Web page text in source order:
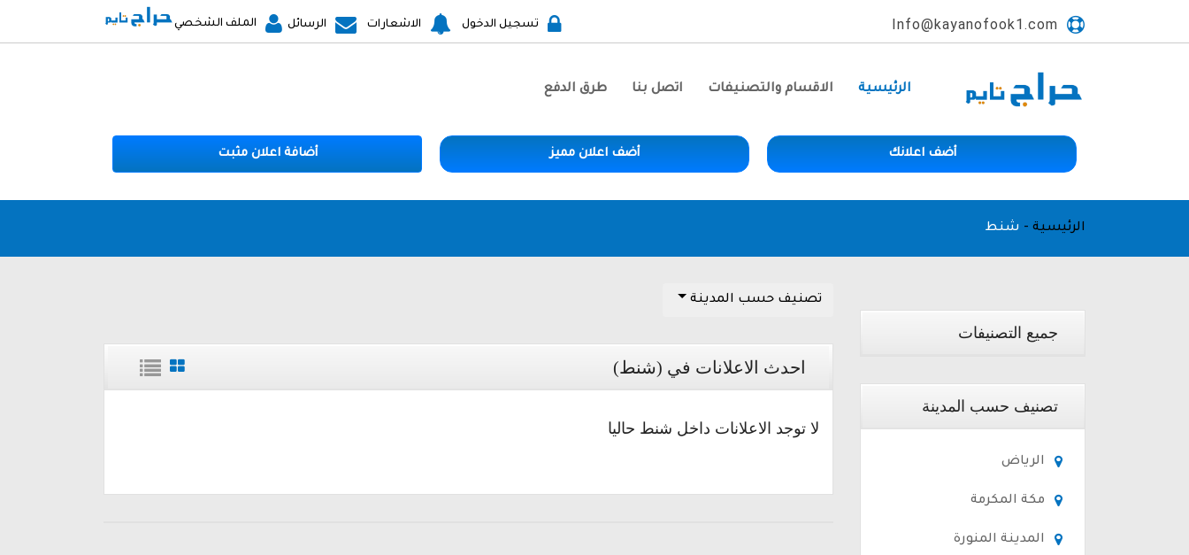
Info@kayanofook1.com الملف الشخصي الرسائل الاشعارات تسجيل الدخول
الرئيسية الاقسام والتصنيفات اتصل بنا طرق الدفع
أضف اعلانك أضف اعلان مميز أضافة اعلان مثبت
الرئيسية - شنط
تصنيف حسب المدينة
احدث الاعلانات في (شنط)
لا توجد الاعلانات داخل شنط حاليا
جميع التصنيفات
تصنيف حسب المدينة
الرياض
مكة المكرمة
المدينة المنورة